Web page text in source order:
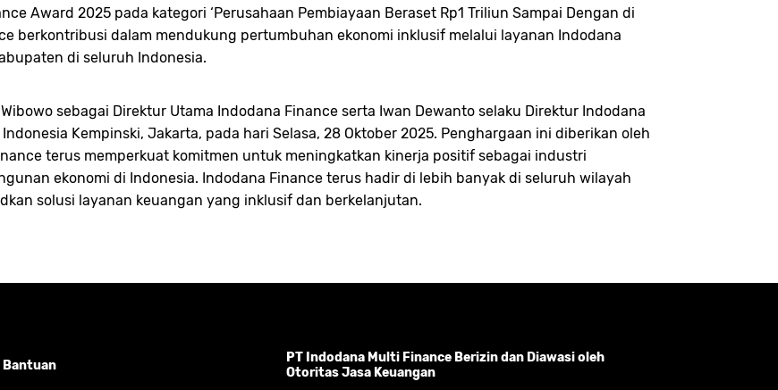
Award 2025 pada kategori ‘Perusahaan Pembiayaan Beraset Rp1 Triliun Sampai Dengan di
berkontribusi dalam mendukung pertumbuhan ekonomi inklusif melalui layanan Indodana
di seluruh Indonesia.
sebagai Direktur Utama Indodana Finance serta Iwan Dewanto selaku Direktur Indodana
Kempinski, Jakarta, pada hari Selasa, 28 Oktober 2025. Penghargaan ini diberikan oleh
terus memperkuat komitmen untuk meningkatkan kinerja positif sebagai industri
ekonomi di Indonesia. Indodana Finance terus hadir di lebih banyak di seluruh wilayah
solusi layanan keuangan yang inklusif dan berkelanjutan.
Bantuan
PT Indodana Multi Finance Berizin dan Diawasi oleh
Otoritas Jasa Keuangan